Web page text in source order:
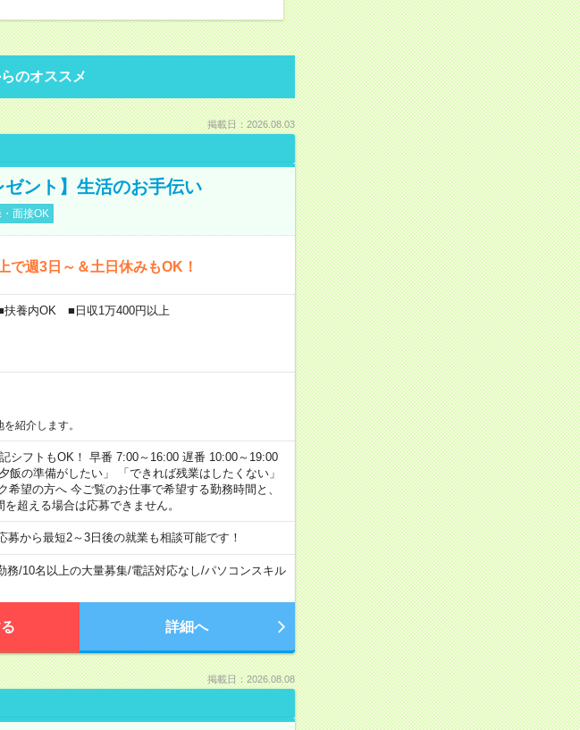
のオススメ
掲載日：2026.08.03
ント】生活のお手伝い
面接OK
週3日～＆土日休みもOK！
養内OK ■日収1万400円以上
紹介します。
シフトもOK！ 早番 7:00～16:00 遅番 10:00～19:00
飯の準備がしたい」 「できれば残業はしたくない」
望の方へ 今ご覧のお仕事で希望する勤務時間と、
超える場合は応募できません。
から最短2～3日後の就業も相談可能です！
務/10名以上の大量募集/電話対応なし/パソコンスキル
詳細へ
掲載日：2026.08.08